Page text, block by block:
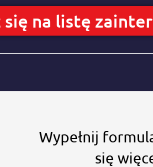
się na listę
Wypełnij
się